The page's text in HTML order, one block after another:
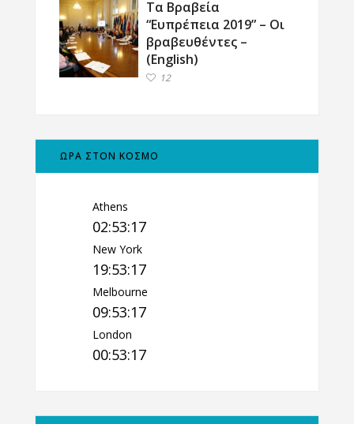
Τα Βραβεία
“Ευπρέπεια 2019” – Οι
βραβευθέντες –
(English)
12
ΩΡΑ ΣΤΟΝ ΚΟΣΜΟ
Athens
02:53:18
New York
19:53:18
Melbourne
09:53:18
London
00:53:18